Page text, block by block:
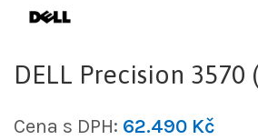
DELL Precision 3570
Cena s DPH: 62.490 Kč